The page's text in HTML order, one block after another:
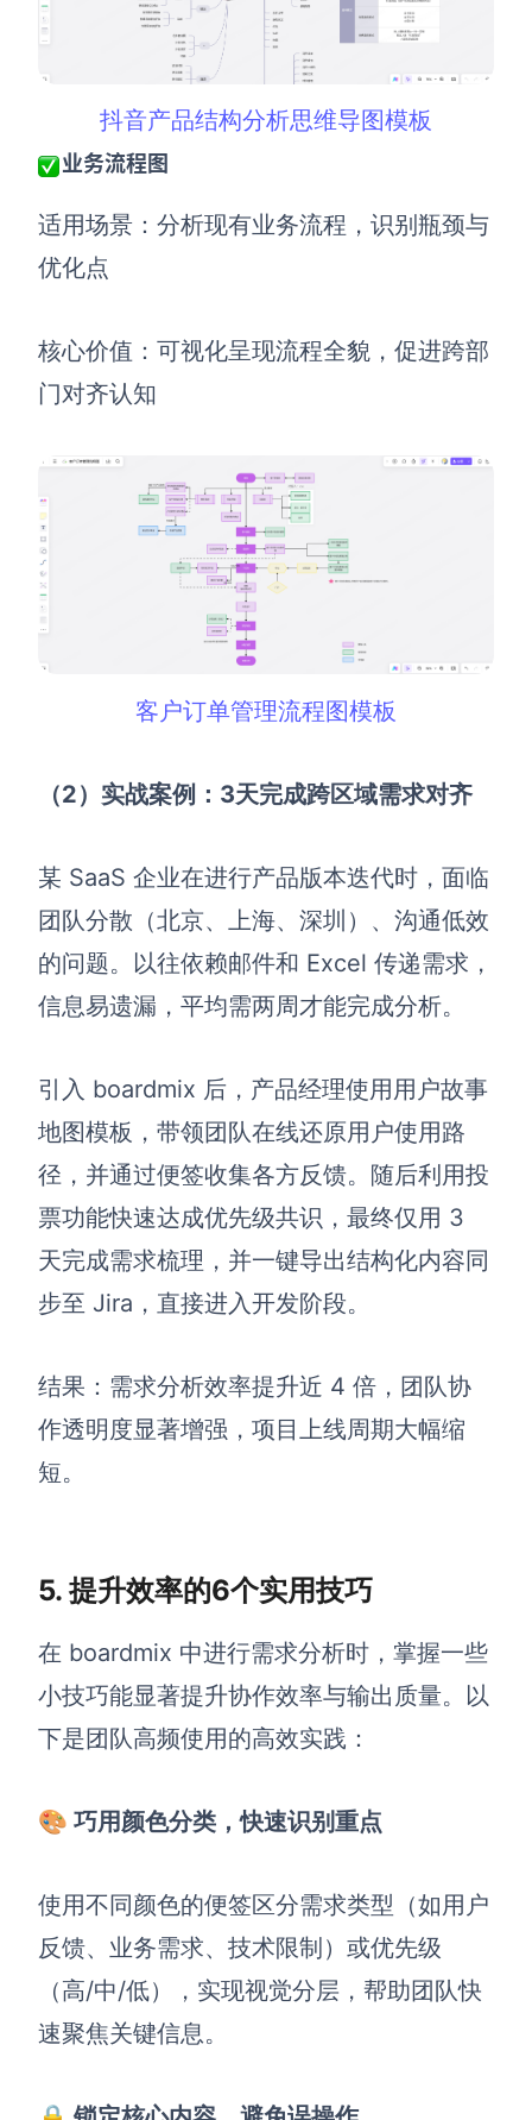
抖音产品结构分析思维导图模板
业务流程图
适用场景：分析现有业务流程，识别瓶颈与
优化点
核心价值：可视化呈现流程全貌，促进跨部
门对齐认知
客户订单管理流程图模板
（2）实战案例：3天完成跨区域需求对齐
某 SaaS 企业在进行产品版本迭代时，面临
团队分散（北京、上海、深圳）、沟通低效
的问题。以往依赖邮件和 Excel 传递需求，
信息易遗漏，平均需两周才能完成分析。
引入 boardmix 后，产品经理使用用户故事
地图模板，带领团队在线还原用户使用路
径，并通过便签收集各方反馈。随后利用投
票功能快速达成优先级共识，最终仅用 3
天完成需求梳理，并一键导出结构化内容同
步至 Jira，直接进入开发阶段。
结果：需求分析效率提升近 4 倍，团队协
作透明度显著增强，项目上线周期大幅缩
短。
5. 提升效率的6个实用技巧
在 boardmix 中进行需求分析时，掌握一些
小技巧能显著提升协作效率与输出质量。以
下是团队高频使用的高效实践：
🎨 巧用颜色分类，快速识别重点
使用不同颜色的便签区分需求类型（如用户
反馈、业务需求、技术限制）或优先级
（高/中/低），实现视觉分层，帮助团队快
速聚焦关键信息。